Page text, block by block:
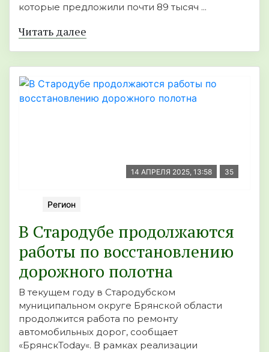
которые предложили почти 89 тысяч ...
Читать далее
14 АПРЕЛЯ 2025, 13:58 35
Регион
В Стародубе продолжаются
работы по восстановлению
дорожного полотна
В текущем году в Стародубском
муниципальном округе Брянской области
продолжится работа по ремонту
автомобильных дорог, сообщает
«БрянскToday«. В рамках реализации